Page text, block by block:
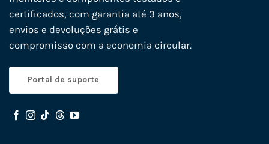
certificados, com garantia até 3 anos,
envios e devoluções grátis e
compromisso com a economia circular.
Portal de suporte